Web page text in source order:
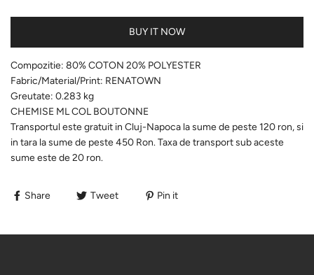
BUY IT NOW
Compozitie: 80% COTON 20% POLYESTER
Fabric/Material/Print: RENATOWN
Greutate: 0.283 kg
CHEMISE ML COL BOUTONNE
Transportul este gratuit in Cluj-Napoca la sume de peste 120 ron, si
in tara la sume de peste 450 Ron. Taxa de transport sub aceste
sume este de 20 ron.
Share Tweet Pin it